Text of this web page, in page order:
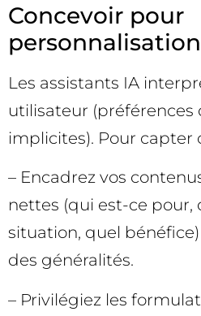
Concevoir pour
Les assistants IA
utilisateur (préférences
implicites). Pour capter
– Encadrez vos
nettes (qui est-ce pour,
situation, quel
des généralités.
– Privilégiez les